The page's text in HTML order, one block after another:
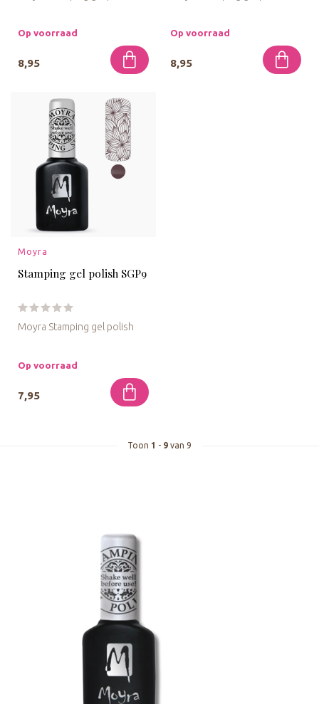
in een flesje kun je de ...
Op voorraad
8,95
in een flesje kun je de ...
Op voorraad
8,95
Moyra
Stamping gel polish SGP9
Moyra Stamping gel polish
in een flesje kun je de ...
Op voorraad
7,95
Toon 1 - 9 van 9